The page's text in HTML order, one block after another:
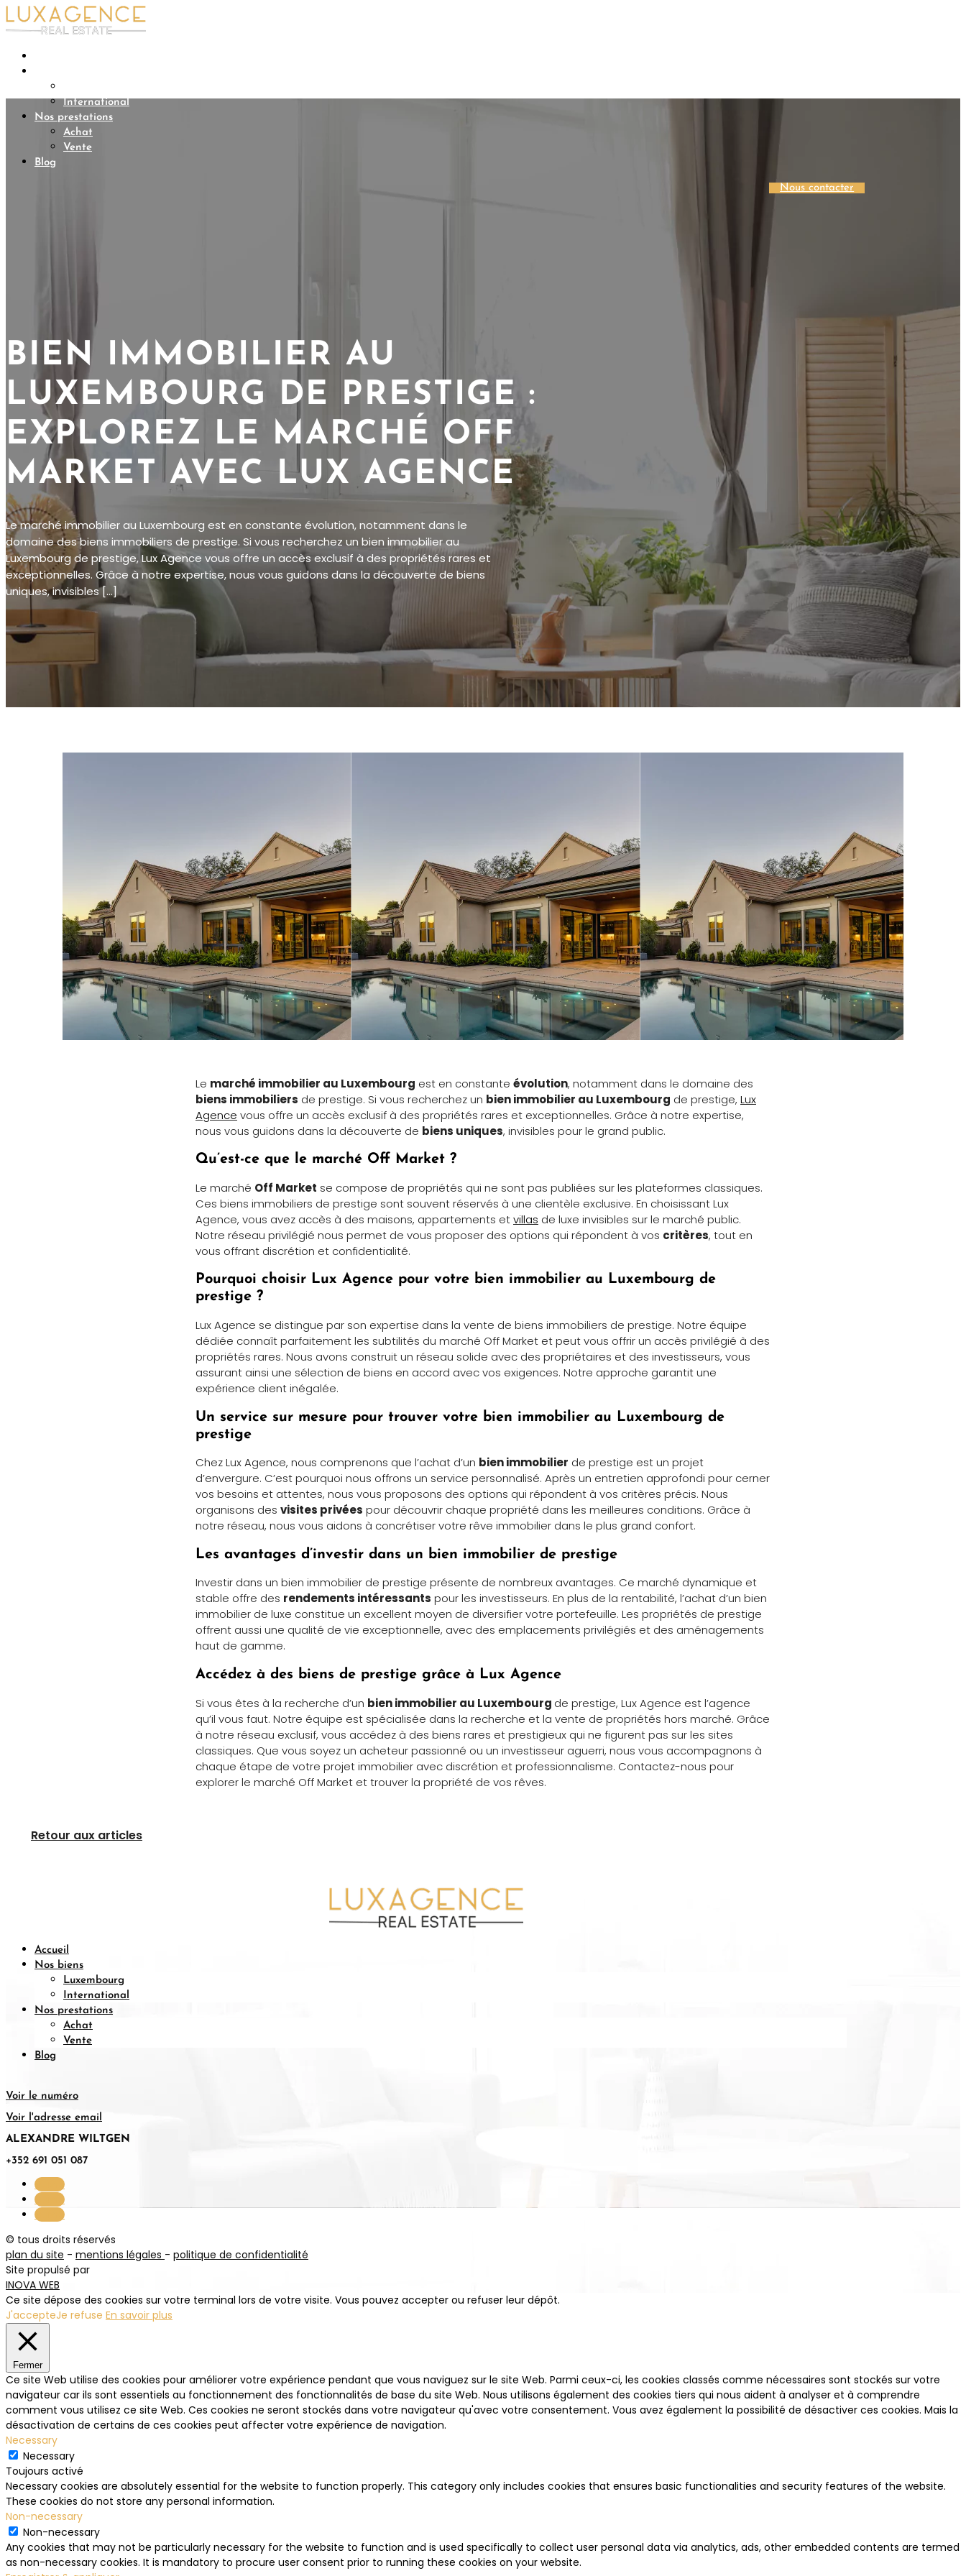
International
Nos prestations
Achat
Vente
Blog
Nous contacter
BIEN IMMOBILIER AU
LUXEMBOURG DE PRESTIGE :
EXPLOREZ LE MARCHÉ OFF
MARKET AVEC LUX AGENCE
Le marché immobilier au Luxembourg est en constante évolution, notamment dans le
domaine des biens immobiliers de prestige. Si vous recherchez un bien immobilier au
Luxembourg de prestige, Lux Agence vous offre un accès exclusif à des propriétés rares et
exceptionnelles. Grâce à notre expertise, nous vous guidons dans la découverte de biens
uniques, invisibles […]
Le marché immobilier au Luxembourg est en constante évolution, notamment dans le domaine des
biens immobiliers de prestige. Si vous recherchez un bien immobilier au Luxembourg de prestige, Lux
Agence vous offre un accès exclusif à des propriétés rares et exceptionnelles. Grâce à notre expertise,
nous vous guidons dans la découverte de biens uniques, invisibles pour le grand public.
Qu’est-ce que le marché Off Market ?
Le marché Off Market se compose de propriétés qui ne sont pas publiées sur les plateformes classiques.
Ces biens immobiliers de prestige sont souvent réservés à une clientèle exclusive. En choisissant Lux
Agence, vous avez accès à des maisons, appartements etvillas de luxe invisibles sur le marché public.
Notre réseau privilégié nous permet de vous proposer des options qui répondent à vos critères, tout en
vous offrant discrétion et confidentialité.
Pourquoi choisir Lux Agence pour votre bien immobilier au Luxembourg de
prestige ?
Lux Agence se distingue par son expertise dans la vente de biens immobiliers de prestige. Notre équipe
dédiée connaît parfaitement les subtilités du marché Off Market et peut vous offrir un accès privilégié à des
propriétés rares. Nous avons construit un réseau solide avec des propriétaires et des investisseurs, vous
assurant ainsi une sélection de biens en accord avec vos exigences. Notre approche garantit une
expérience client inégalée.
Un service sur mesure pour trouver votre bien immobilier au Luxembourg de
prestige
Chez Lux Agence, nous comprenons que l’achat d’un bien immobilier de prestige est un projet
d’envergure. C’est pourquoi nous offrons un service personnalisé. Après un entretien approfondi pour cerner
vos besoins et attentes, nous vous proposons des options qui répondent à vos critères précis. Nous
organisons des visites privées pour découvrir chaque propriété dans les meilleures conditions. Grâce à
notre réseau, nous vous aidons à concrétiser votre rêve immobilier dans le plus grand confort.
Les avantages d’investir dans un bien immobilier de prestige
Investir dans un bien immobilier de prestige présente de nombreux avantages. Ce marché dynamique et
stable offre des rendements intéressants pour les investisseurs. En plus de la rentabilité, l’achat d’un bien
immobilier de luxe constitue un excellent moyen de diversifier votre portefeuille. Les propriétés de prestige
offrent aussi une qualité de vie exceptionnelle, avec des emplacements privilégiés et des aménagements
haut de gamme.
Accédez à des biens de prestige grâce à Lux Agence
Si vous êtes à la recherche d’un bien immobilier au Luxembourg de prestige, Lux Agence est l’agence
qu’il vous faut. Notre équipe est spécialisée dans la recherche et la vente de propriétés hors marché. Grâce
à notre réseau exclusif, vous accédez à des biens rares et prestigieux qui ne figurent pas sur les sites
classiques. Que vous soyez un acheteur passionné ou un investisseur aguerri, nous vous accompagnons à
chaque étape de votre projet immobilier avec discrétion et professionnalisme. Contactez-nous pour
explorer le marché Off Market et trouver la propriété de vos rêves.
Retour aux articles
Accueil
Nos biens
Luxembourg
International
Nos prestations
Achat
Vente
Blog
Voir le numéro
Voir l'adresse email
ALEXANDRE WILTGEN
+352 691 051 087
Suivre
Suivre
Suivre
© tous droits réservés
plan du site - mentions légales - politique de confidentialité
Site propulsé par
INOVA WEB
Ce site dépose des cookies sur votre terminal lors de votre visite. Vous pouvez accepter ou refuser leur dépôt.
J'accepteJe refuse En savoir plus
Fermer
Ce site Web utilise des cookies pour améliorer votre expérience pendant que vous naviguez sur le site Web. Parmi ceux-ci, les cookies classés comme nécessaires sont stockés sur votre
navigateur car ils sont essentiels au fonctionnement des fonctionnalités de base du site Web. Nous utilisons également des cookies tiers qui nous aident à analyser et à comprendre
comment vous utilisez ce site Web. Ces cookies ne seront stockés dans votre navigateur qu'avec votre consentement. Vous avez également la possibilité de désactiver ces cookies. Mais la
désactivation de certains de ces cookies peut affecter votre expérience de navigation.
Necessary
Necessary
Toujours activé
Necessary cookies are absolutely essential for the website to function properly. This category only includes cookies that ensures basic functionalities and security features of the website.
These cookies do not store any personal information.
Non-necessary
Non-necessary
Any cookies that may not be particularly necessary for the website to function and is used specifically to collect user personal data via analytics, ads, other embedded contents are termed
as non-necessary cookies. It is mandatory to procure user consent prior to running these cookies on your website.